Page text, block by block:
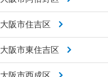
大阪市住吉区
大阪市東住吉区